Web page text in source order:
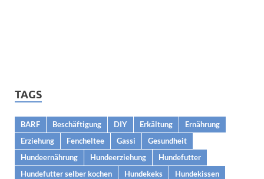
TAGS
BARF Beschäftigung DIY Erkältung
Ernährung
Erziehung
Fencheltee Gassi
Gesundheit
Hundeernährung
Hundeerziehung
Hundefutter
Hundefutter selber kochen
Hundekeks
Hundekissen